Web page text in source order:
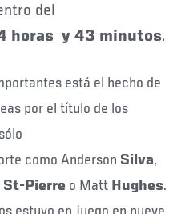
del
horas y 43 minutos.
está el hecho de
por el título de los
como Anderson Silva,
St-Pierre o Matt Hughes.